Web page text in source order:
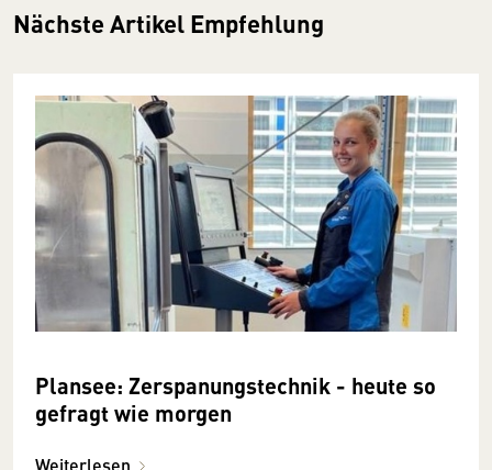
Nächste Artikel Empfehlung
Plansee: Zerspanungstechnik - heute so
gefragt wie morgen